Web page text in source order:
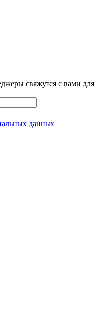
свяжутся с вами для
данных